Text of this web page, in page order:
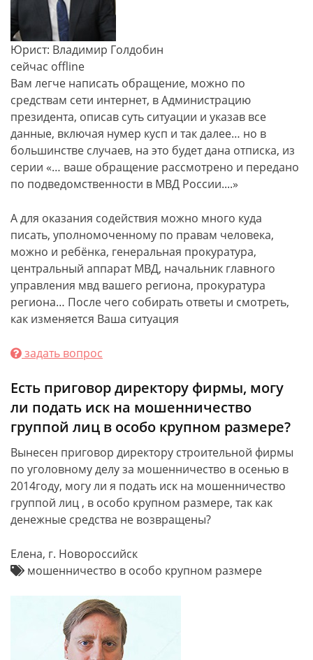
Юрист: Владимир Голдобин
сейчас offline
Вам легче написать обращение, можно по
средствам сети интернет, в Администрацию
президента, описав суть ситуации и указав все
данные, включая нумер кусп и так далее… но в
большинстве случаев, на это будет дана отписка, из
серии «… ваше обращение рассмотрено и передано
по подведомственности в МВД России....»
А для оказания содействия можно много куда
писать, уполномоченному по правам человека,
можно и ребёнка, генеральная прокуратура,
центральный аппарат МВД, начальник главного
управления мвд вашего региона, прокуратура
региона… После чего собирать ответы и смотреть,
как изменяется Ваша ситуация
задать вопрос
Есть приговор директору фирмы, могу
ли подать иск на мошенничество
группой лиц в особо крупном размере?
Вынесен приговор директору строительной фирмы
по уголовному делу за мошенничество в осенью в
2014году, могу ли я подать иск на мошенничество
группой лиц , в особо крупном размере, так как
денежные средства не возвращены?
Елена, г. Новороссийск
мошенничество в особо крупном размере